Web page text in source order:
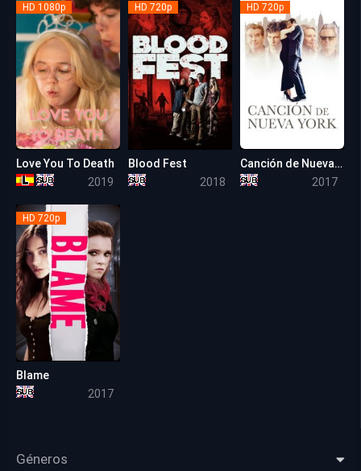
HD 1080p
Love You To Death
2019
HD 720p
Blood Fest
2018
HD 720p
Canción de Nueva York (La Amante de mi Padre)
2017
HD 720p
Blame
2017
Géneros